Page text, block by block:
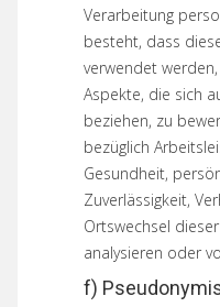
Verarbeitung
besteht, dass
verwendet
Aspekte, die sich
beziehen, zu
bezüglich
Gesundheit,
Zuverlässigkeit,
Ortswechsel
analysieren oder
f)